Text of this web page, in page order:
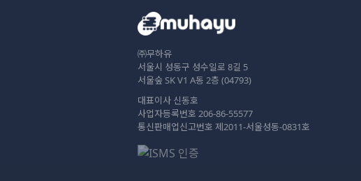
㈜무하유
서울시 성동구 성수일로 8길 5
서울숲 SK V1 A동 2층 (04793)
대표이사 신동호
사업자등록번호 206-86-55577
통신판매업신고번호 제2011-서울성동-0831호